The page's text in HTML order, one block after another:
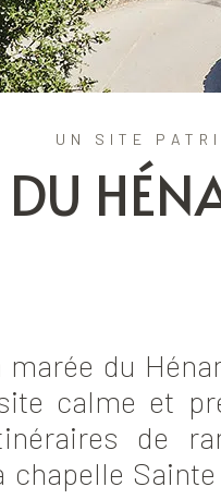
UN SITE
DU
du
calme et
de
chapelle